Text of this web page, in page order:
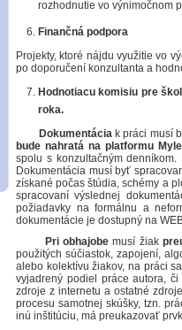
rozhodnutie vo výnimočnom
Finančná podpora
Projekty, ktoré nájdu využitie vo
po doporučení konzultanta a
Hodnotiacu komisiu pre
roka.
Dokumentáciak práci musí
bude nahratá na platformu
spolu s konzultačným
Dokumentácia musí byť
získané počas štúdia, schémy a
spracovaní výslednej
požiadavky na formálnu a
dokumentácie je dostupný na
Pri obhajobe musí žiak
použitých súčiastok, zapojení,
alebo kolektívu žiakov, na práci
vyjadrený podiel práce autora,
zdroje z internetu a ostatné
procesu samotnej skúšky, tzn.
inú inštitúciu, má preukazovať